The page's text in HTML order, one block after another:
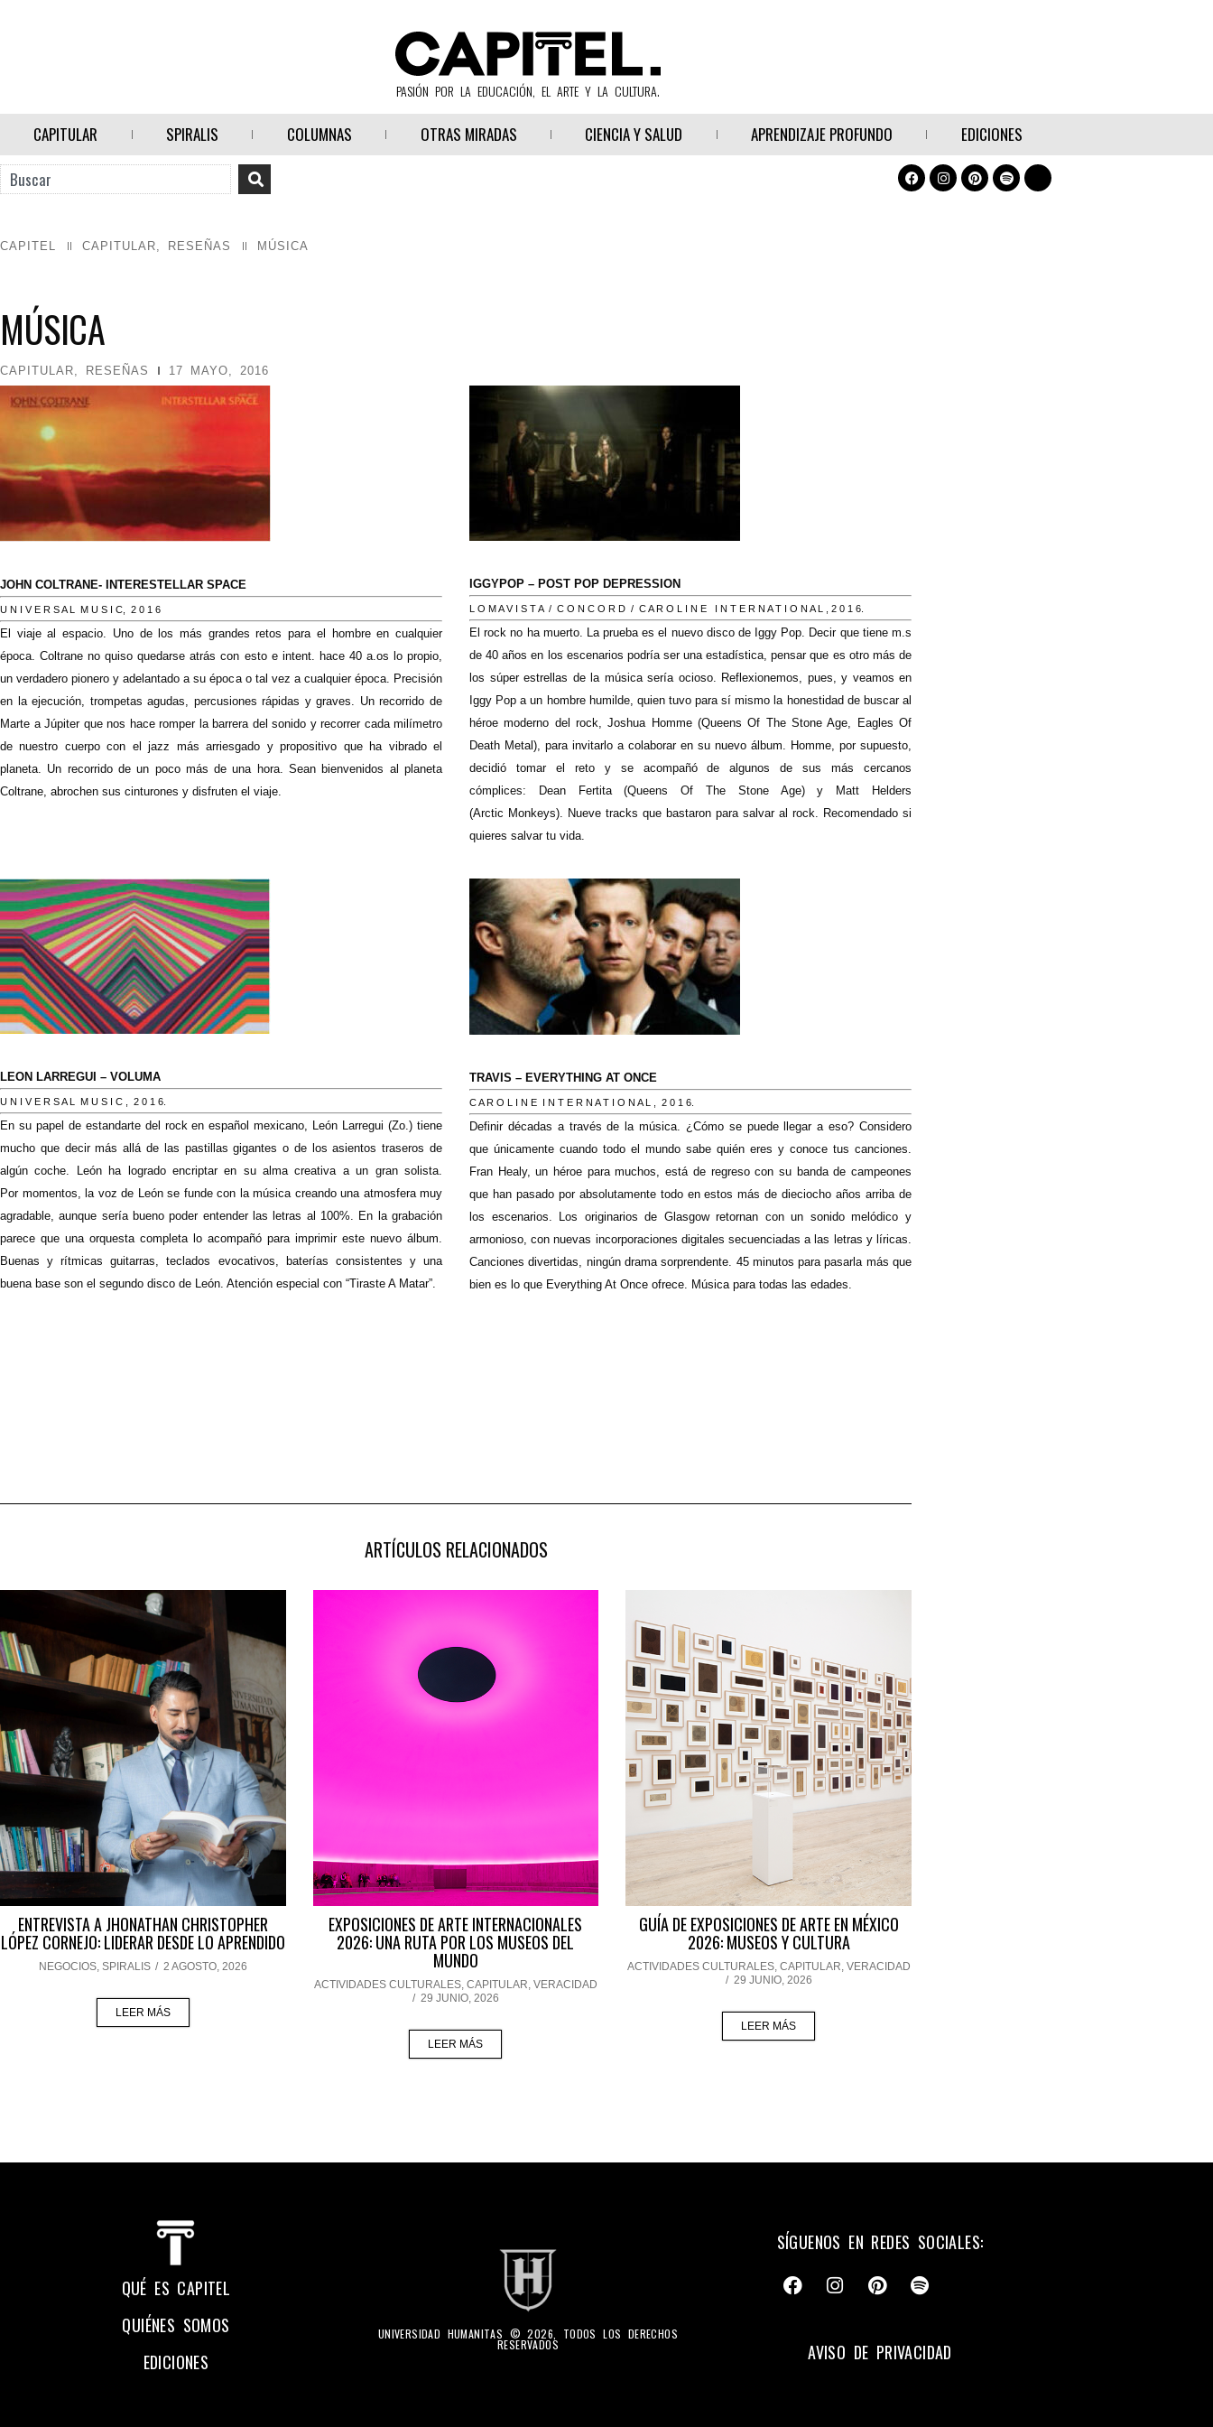
PASIÓN POR LA EDUCACIÓN, EL ARTE Y LA CULTURA.
CAPITULAR SPIRALIS COLUMNAS OTRAS MIRADAS CIENCIA Y SALUD APRENDIZAJE PROFUNDO EDICIONES
CAPITEL CAPITULAR, RESEÑAS MÚSICA
MÚSICA
CAPITULAR, RESEÑAS 17 MAYO, 2016
JOHN COLTRANE- INTERESTELLAR SPACE
U N I V E R S A L M U S I C, 2 0 1 6
El viaje al espacio. Uno de los más grandes retos para el hombre en cualquier
época. Coltrane no quiso quedarse atrás con esto e intent. hace 40 a.os lo propio,
un verdadero pionero y adelantado a su época o tal vez a cualquier época. Precisión
en la ejecución, trompetas agudas, percusiones rápidas y graves. Un recorrido de
Marte a Júpiter que nos hace romper la barrera del sonido y recorrer cada milímetro
de nuestro cuerpo con el jazz más arriesgado y propositivo que ha vibrado el
planeta. Un recorrido de un poco más de una hora. Sean bienvenidos al planeta
Coltrane, abrochen sus cinturones y disfruten el viaje.
IGGYPOP – POST POP DEPRESSION
L O M A V I S T A / C O N C O R D / C A R O L I N E I N T E R N A T I O N A L 2 0 1 6.
El rock no ha muerto. La prueba es el nuevo disco de Iggy Pop. Decir que tiene m.s
de 40 años en los escenarios podría ser una estadística, pensar que es otro más de
los súper estrellas de la música sería ocioso. Reflexionemos, pues, y veamos en
Iggy Pop a un hombre humilde, quien tuvo para sí mismo la honestidad de buscar al
héroe moderno del rock, Joshua Homme (Queens Of The Stone Age, Eagles Of
Death Metal), para invitarlo a colaborar en su nuevo álbum. Homme, por supuesto,
decidió tomar el reto y se acompañó de algunos de sus más cercanos
cómplices: Dean Fertita (Queens Of The Stone Age) y Matt Helders
(Arctic Monkeys). Nueve tracks que bastaron para salvar al rock. Recomendado si
quieres salvar tu vida.
LEON LARREGUI – VOLUMA
U N I V E R S A L M U S I C , 2 0 1 6.
En su papel de estandarte del rock en español mexicano, León Larregui (Zo.) tiene
mucho que decir más allá de las pastillas gigantes o de los asientos traseros de
algún coche. León ha logrado encriptar en su alma creativa a un gran solista.
Por momentos, la voz de León se funde con la música creando una atmosfera muy
agradable, aunque sería bueno poder entender las letras al 100%. En la grabación
parece que una orquesta completa lo acompañó para imprimir este nuevo álbum.
Buenas y rítmicas guitarras, teclados evocativos, baterías consistentes y una
buena base son el segundo disco de León. Atención especial con “Tiraste A Matar”.
TRAVIS – EVERYTHING AT ONCE
C A R O L I N E I N T E R N A T I O N A L , 2 0 1 6.
Definir décadas a través de la música. ¿Cómo se puede llegar a eso? Considero
que únicamente cuando todo el mundo sabe quién eres y conoce tus canciones.
Fran Healy, un héroe para muchos, está de regreso con su banda de campeones
que han pasado por absolutamente todo en estos más de dieciocho años arriba de
los escenarios. Los originarios de Glasgow retornan con un sonido melódico y
armonioso, con nuevas incorporaciones digitales secuenciadas a las letras y líricas.
Canciones divertidas, ningún drama sorprendente. 45 minutos para pasarla más que
bien es lo que Everything At Once ofrece. Música para todas las edades.
ARTÍCULOS RELACIONADOS
ENTREVISTA A JHONATHAN CHRISTOPHER
LÓPEZ CORNEJO: LIDERAR DESDE LO APRENDIDO
NEGOCIOS, SPIRALIS / 2 AGOSTO, 2026
LEER MÁS
EXPOSICIONES DE ARTE INTERNACIONALES
2026: UNA RUTA POR LOS MUSEOS DEL
MUNDO
ACTIVIDADES CULTURALES, CAPITULAR, VERACIDAD
/ 29 JUNIO, 2026
LEER MÁS
GUÍA DE EXPOSICIONES DE ARTE EN MÉXICO
2026: MUSEOS Y CULTURA
ACTIVIDADES CULTURALES, CAPITULAR, VERACIDAD
/ 29 JUNIO, 2026
LEER MÁS
QUÉ ES CAPITEL
QUIÉNES SOMOS
EDICIONES
UNIVERSIDAD HUMANITAS © 2026, TODOS LOS DERECHOS
RESERVADOS
SÍGUENOS EN REDES SOCIALES:
AVISO DE PRIVACIDAD